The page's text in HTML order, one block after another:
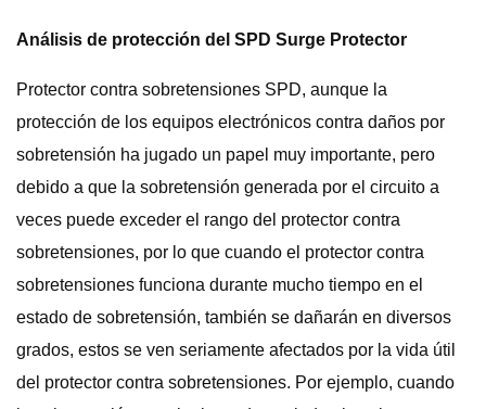
Análisis de protección del SPD Surge Protector
Protector contra sobretensiones SPD, aunque la
protección de los equipos electrónicos contra daños por
sobretensión ha jugado un papel muy importante, pero
debido a que la sobretensión generada por el circuito a
veces puede exceder el rango del protector contra
sobretensiones, por lo que cuando el protector contra
sobretensiones funciona durante mucho tiempo en el
estado de sobretensión, también se dañarán en diversos
grados, estos se ven seriamente afectados por la vida útil
del protector contra sobretensiones. Por ejemplo, cuando